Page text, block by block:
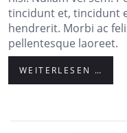
tincidunt et, tincidunt
hendrerit. Morbi ac
pellentesque laoreet.
WEITERLESEN …